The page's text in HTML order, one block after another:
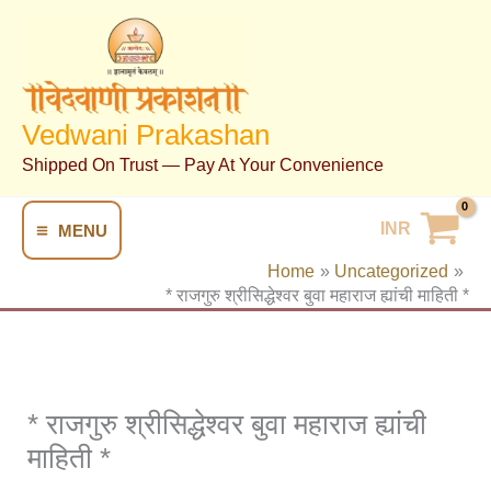
Vedwani Prakashan
Shipped On Trust — Pay At Your Convenience
MENU INR
Home
Uncategorized
* राजगुरु श्रीसिद्धेश्वर बुवा महाराज ह्यांची माहिती *
* राजगुरु श्रीसिद्धेश्वर बुवा महाराज ह्यांची
माहिती *